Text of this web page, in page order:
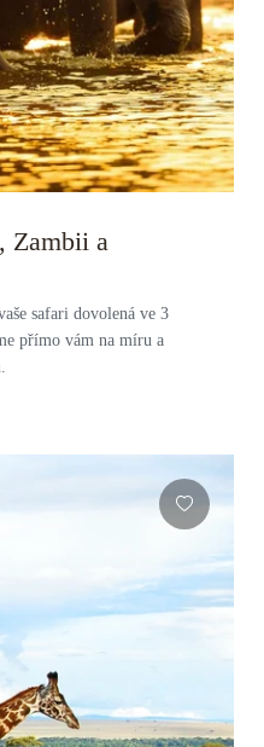
Zambii a
safari dovolená ve 3
přímo vám na míru a